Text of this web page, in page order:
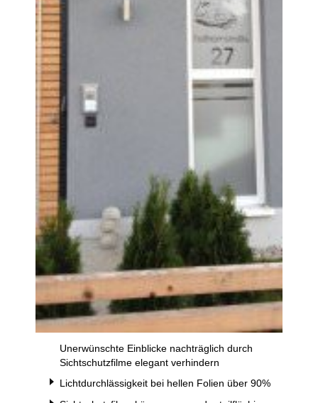
Unerwünschte Einblicke nachträglich durch
Sichtschutzfilme elegant verhindern
Lichtdurchlässigkeit bei hellen Folien über 90%